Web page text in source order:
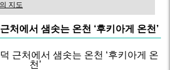
지도
처에서 샘솟는 온천 ‘후키아게 온천’